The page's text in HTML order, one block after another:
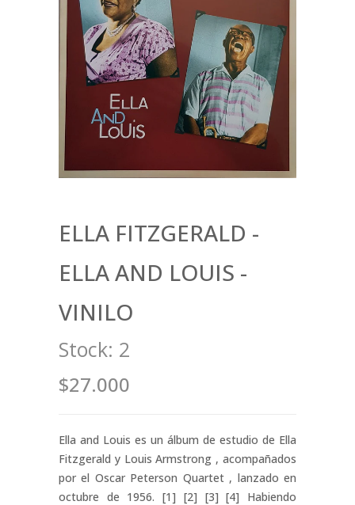
ELLA FITZGERALD -
ELLA AND LOUIS -
VINILO
Stock: 2
$27.000
Ella and Louis es un álbum de estudio de Ella
Fitzgerald y Louis Armstrong , acompañados
por el Oscar Peterson Quartet , lanzado en
octubre de 1956. [1] [2] [3] [4] Habiendo